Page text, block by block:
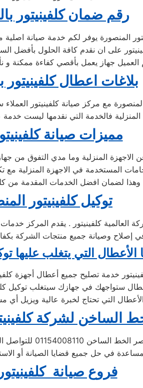
رقم ضمان كلفينيتور
المنصورة يوفر لكم خدمة صيانة اصلية
على ان نقدم كافة الحلول بأفضل
العميل جهاز يعمل بأقصي كفاءة ممكنة
بلاغات اعطال كلفينيتور
مع مركز صيانة كلفينيتور
فالخدمة التي نقدمها ليست
مميزات صيانة
الاجهزة المنزلية وما مدي التفوق من
المستخدمة في الاجهزة المنزلية مع
وهذا لضمان افضل الخدمات المقدمة من
توكيل كلفينيتور
العالمية كلفينيتور . يقدم المركز
الأعطال التي يتغلب عليها
التي تحتاج لخبرة عالية ويزيل أي
الساخن لشركة
لتلبية احتياجات
فروع صيانة